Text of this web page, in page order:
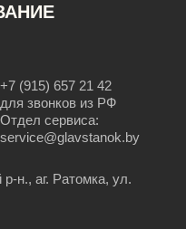
+7 (915) 657 21 42
для звонков из РФ
Отдел сервиса:
service@glavstanok.by
н., аг. Ратомка, ул.